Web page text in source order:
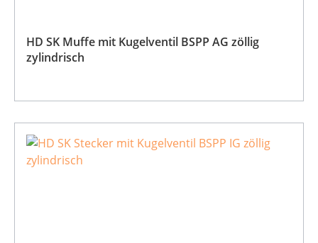
HD SK Muffe mit Kugelventil BSPP AG zöllig
zylindrisch